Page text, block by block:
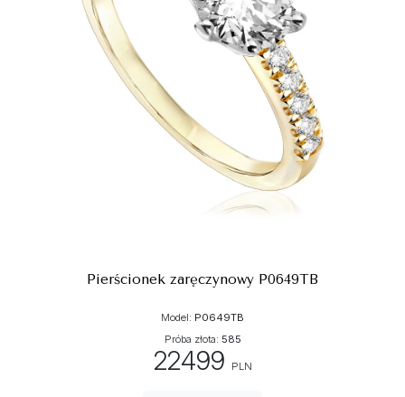
Pierścionek zaręczynowy P0649TB
Model: P0649TB
Próba złota: 585
22499 PLN